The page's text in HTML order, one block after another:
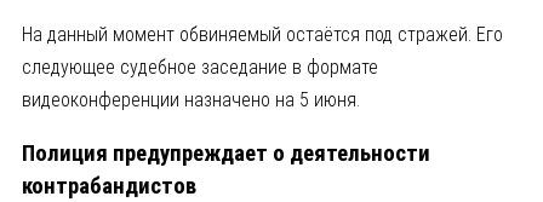
На данный момент обвиняемый остаётся под стражей. Его
следующее судебное заседание в формате
видеоконференции назначено на 5 июня.
Полиция предупреждает о деятельности
контрабандистов